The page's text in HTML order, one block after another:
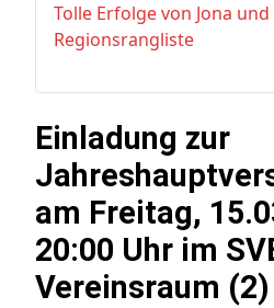
Tolle Erfolge von Jona
Regionsrangliste
Einladung zur
am Freitag,
20:00 Uhr im
Vereinsraum (2)